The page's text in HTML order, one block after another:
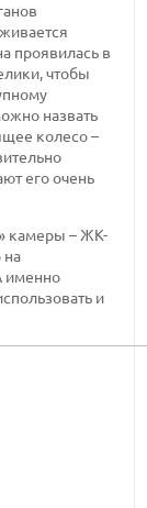
проявилась в
чтобы
назвать
колесо –
его очень
камеры – ЖК-
на
именно
и